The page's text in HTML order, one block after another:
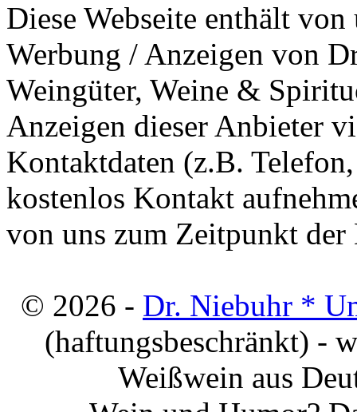
Diese Webseite enthält
Werbung / Anzeigen von
Weingüter, Weine &
Anzeigen dieser Anbieter
Kontaktdaten (z.B.
kostenlos Kontakt
von uns zum Zeitpunkt
© 2026 - Dr. Niebuhr *
(haftungsbeschränkt) -
Weißwein aus